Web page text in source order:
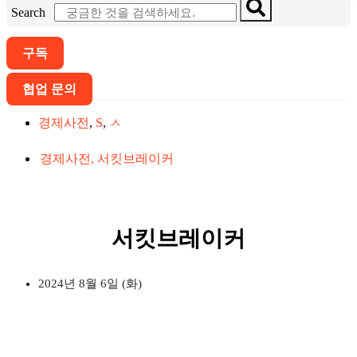
Search
구독
협업 문의
경제사전 , S, ㅅ
경제사전 , 서킷브레이커
서킷브레이커
2024년 8월 6일 (화)